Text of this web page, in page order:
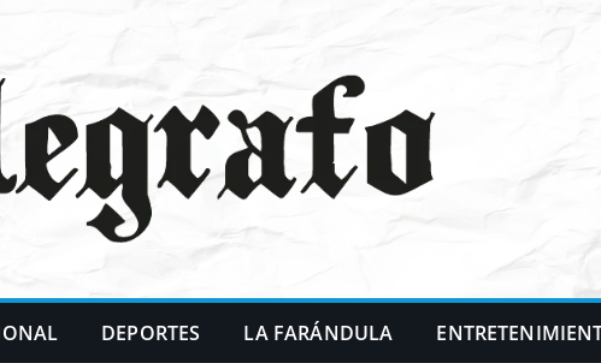
DEPORTES LA FARÁNDULA